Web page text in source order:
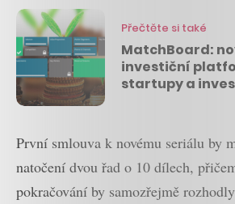
Přečtěte si také
MatchBoard:
investiční
startupy a
První smlouva k novému seriálu by
natočení dvou řad o 10 dílech,
pokračování by samozřejmě